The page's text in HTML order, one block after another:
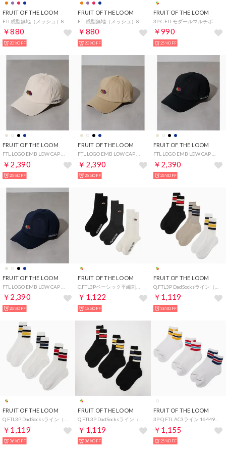
FRUIT OF THE LOOM
￥880
20%OFF
FRUIT OF THE LOOM
￥880
20%OFF
FRUIT OF THE LOOM
￥990
25%OFF
FRUIT OF THE LOOM
￥2,390
25%OFF
FRUIT OF THE LOOM
￥2,390
25%OFF
FRUIT OF THE LOOM
￥2,390
25%OFF
FRUIT OF THE LOOM
￥2,390
25%OFF
FRUIT OF THE LOOM
￥1,122
15%OFF
FRUIT OF THE LOOM
￥1,119
36%OFF
FRUIT OF THE LOOM
￥1,119
36%OFF
FRUIT OF THE LOOM
￥1,119
36%OFF
FRUIT OF THE LOOM
3P Q FTL AC3ライン 16449700 （マルチ）
￥1,155
25%OFF